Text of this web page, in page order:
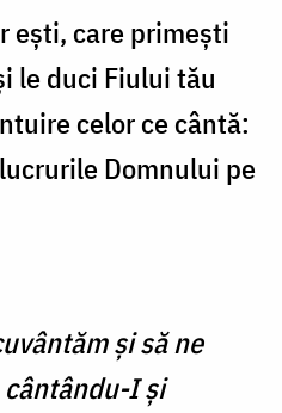
eşti, care primeşti
le duci Fiului tău
celor ce cântă:
Domnului pe
şi să ne
I şi